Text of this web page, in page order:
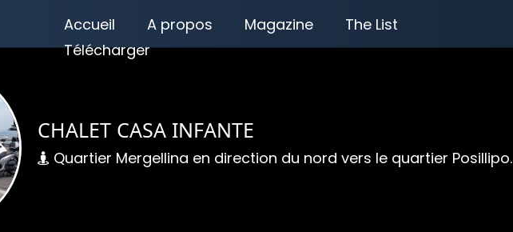
Accueil A propos Magazine
The List
Télécharger
CHALET CASA INFANTE
Quartier Mergellina en direction du nord vers le quartier Posillipo.